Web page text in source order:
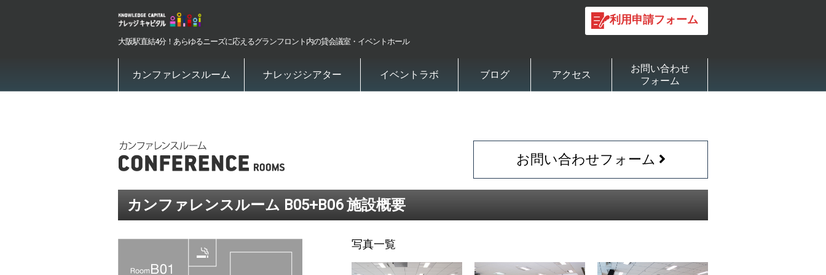
大阪駅直結4分！あらゆるニーズに応えるグランフロント内の貸会議室・イベントホール
利用申請フォーム
カンファレンスルーム ナレッジシアター イベントラボ ブログ アクセス
お問い合わせ
フォーム
カンファレンスルーム B05+B06 施設概要
お問い合わせフォーム
写真一覧